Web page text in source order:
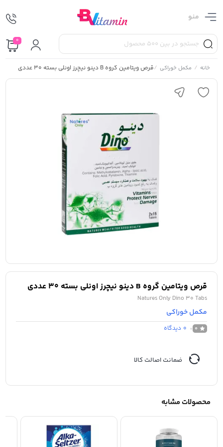
منو
0
خانه / مکمل خوراکی /قرص ویتامین گروه B دینو نیچرز اونلی بسته 30 عددی
قرص ویتامین گروه B دینو نیچرز اونلی بسته 30 عددی
Natures Only Dino 30 Tabs
مکمل خوراکی
0
0 دیدگاه
ضمانت اصالت کالا
محصولات مشابه